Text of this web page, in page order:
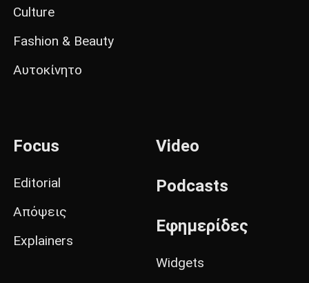
Culture
Fashion & Beauty
Αυτοκίνητο
Focus
Editorial
Απόψεις
Explainers
Video
Podcasts
Εφημερίδες
Widgets